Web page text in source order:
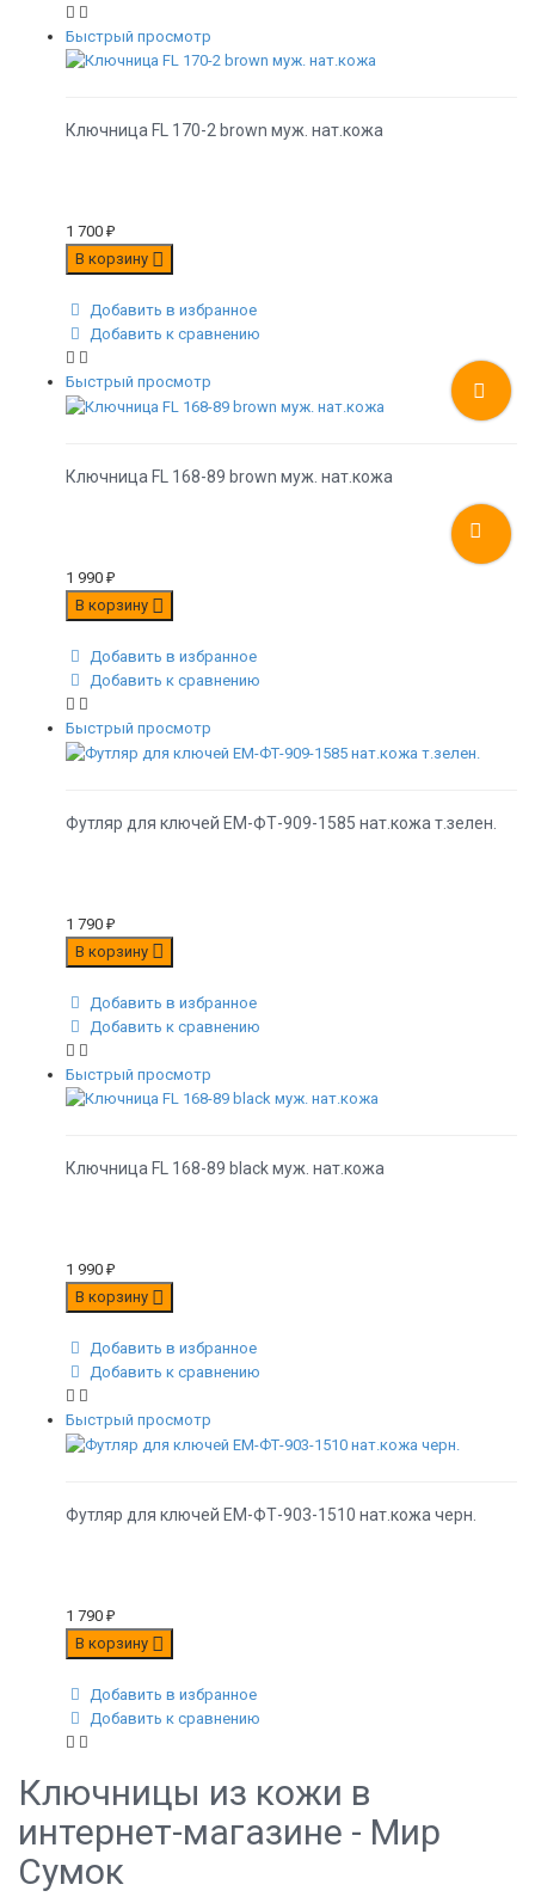
Быстрый просмотр
Ключница FL 170-2 brown муж. нат.кожа
1 700 ₽
В корзину
Добавить в избранное
Добавить к сравнению
Быстрый просмотр
Ключница FL 168-89 brown муж. нат.кожа
1 990 ₽
В корзину
Добавить в избранное
Добавить к сравнению
Быстрый просмотр
Футляр для ключей EM-ФТ-909-1585 нат.кожа т.зелен.
1 790 ₽
В корзину
Добавить в избранное
Добавить к сравнению
Быстрый просмотр
Ключница FL 168-89 black муж. нат.кожа
1 990 ₽
В корзину
Добавить в избранное
Добавить к сравнению
Быстрый просмотр
Футляр для ключей EM-ФТ-903-1510 нат.кожа черн.
1 790 ₽
В корзину
Добавить в избранное
Добавить к сравнению
Ключницы из кожи в
интернет-магазине - Мир
Сумок